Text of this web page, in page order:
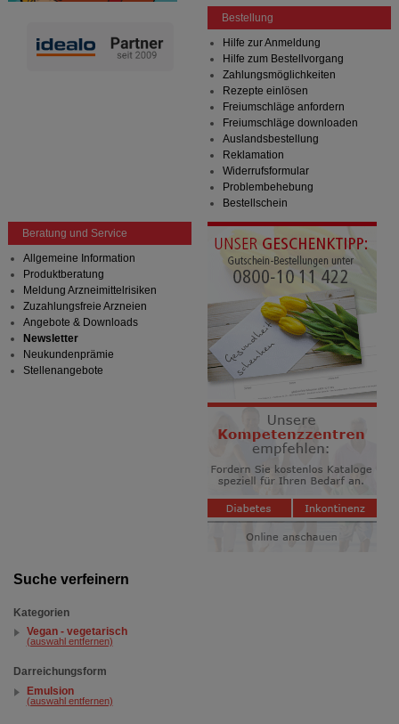
Suche verfeinern
Kategorien
Vegan - vegetarisch
(auswahl entfernen)
Darreichungsform
Emulsion
(auswahl entfernen)
Bestellung
Hilfe zur Anmeldung
Hilfe zum Bestellvorgang
Zahlungsmöglichkeiten
Rezepte einlösen
Freiumschläge anfordern
Freiumschläge downloaden
Auslandsbestellung
Reklamation
Widerrufsformular
Problembehebung
Bestellschein
Beratung und Service
Allgemeine Information
Produktberatung
Meldung Arzneimittelrisiken
Zuzahlungsfreie Arzneien
Angebote & Downloads
Newsletter
Neukundenprämie
Stellenangebote